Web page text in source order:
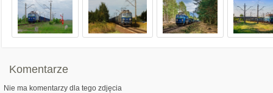
Komentarze
Nie ma komentarzy dla tego zdjęcia